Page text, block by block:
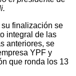
finalización se
integral de las
anteriores, se
YPF y
que ronda los 13